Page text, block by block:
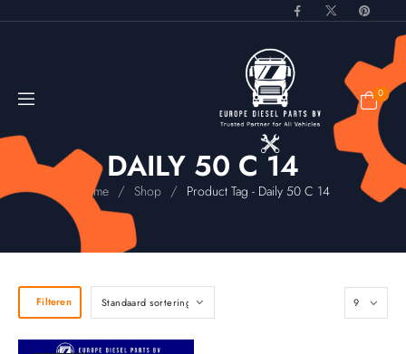
0
DAILY 50 C 14
Home / Shop / Product Tag - Daily 50 C 14
Filteren